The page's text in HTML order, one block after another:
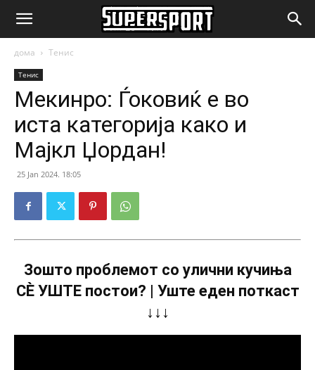
SuperSport.mk
дома Тенис
Тенис
Мекинро: Ѓоковиќ е во
иста категорија како и
Мајкл Џордан!
25 Jan 2024. 18:05
Зошто проблемот со улични кучиња
СÈ УШТЕ постои? | Уште еден поткаст
↓↓↓